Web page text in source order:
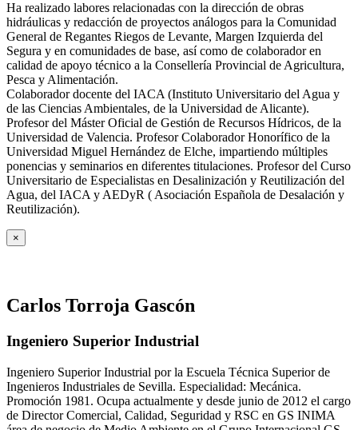
Ha realizado labores relacionadas con la dirección de obras
hidráulicas y redacción de proyectos análogos para la Comunidad
General de Regantes Riegos de Levante, Margen Izquierda del
Segura y en comunidades de base, así como de colaborador en
calidad de apoyo técnico a la Consellería Provincial de Agricultura,
Pesca y Alimentación.
Colaborador docente del IACA (Instituto Universitario del Agua y
de las Ciencias Ambientales, de la Universidad de Alicante).
Profesor del Máster Oficial de Gestión de Recursos Hídricos, de la
Universidad de Valencia. Profesor Colaborador Honorífico de la
Universidad Miguel Hernández de Elche, impartiendo múltiples
ponencias y seminarios en diferentes titulaciones. Profesor del Curso
Universitario de Especialistas en Desalinización y Reutilización del
Agua, del IACA y AEDyR ( Asociación Española de Desalación y
Reutilización).
×
Carlos Torroja Gascón
Ingeniero Superior Industrial
Ingeniero Superior Industrial por la Escuela Técnica Superior de
Ingenieros Industriales de Sevilla. Especialidad: Mecánica.
Promoción 1981. Ocupa actualmente y desde junio de 2012 el cargo
de Director Comercial, Calidad, Seguridad y RSC en GS INIMA